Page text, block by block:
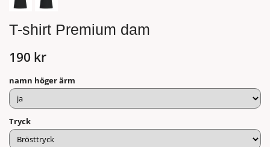
T-shirt Premium dam
190 kr
namn höger ärm
Tryck